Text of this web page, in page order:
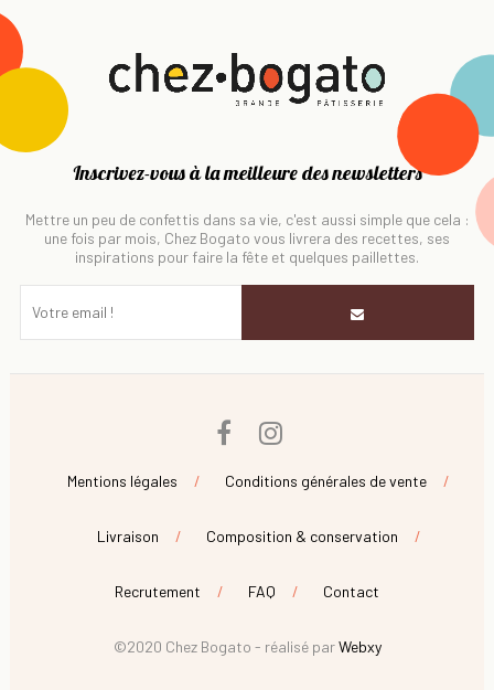
Inscrivez-vous à la meilleure des newsletters
Mettre un peu de confettis dans sa vie, c'est aussi simple que cela :
une fois par mois, Chez Bogato vous livrera des recettes, ses
inspirations pour faire la fête et quelques paillettes.
Facebook
Mentions légales Conditions générales de vente
Livraison Composition & conservation
Recrutement FAQ Contact
©2020 Chez Bogato - réalisé parWebxy